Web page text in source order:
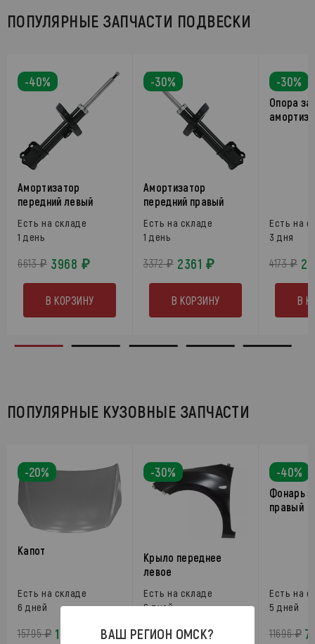
ПОПУЛЯРНЫЕ ЗАПЧАСТИ ПОДВЕСКИ
-40%
Амортизатор
передний левый
Есть на складе
1 день
6613 ₽ 3968 ₽
В КОРЗИНУ
-30%
Амортизатор
передний правый
Есть на складе
1 день
3372 ₽ 2361 ₽
В КОРЗИНУ
-30%
Опора
Есть на
3 дня
4173 ₽
В
ПОПУЛЯРНЫЕ КУЗОВНЫЕ ЗАПЧАСТИ
-20%
Капот
Есть на складе
6 дней
15795 ₽ 12636 ₽
-30%
Крыло переднее
левое
Есть на складе
6 дней
5213 ₽ 3649 ₽
-40%
Фонарь
правый
Есть на
5 дней
11696 ₽
ВАШ РЕГИОН ОМСК?